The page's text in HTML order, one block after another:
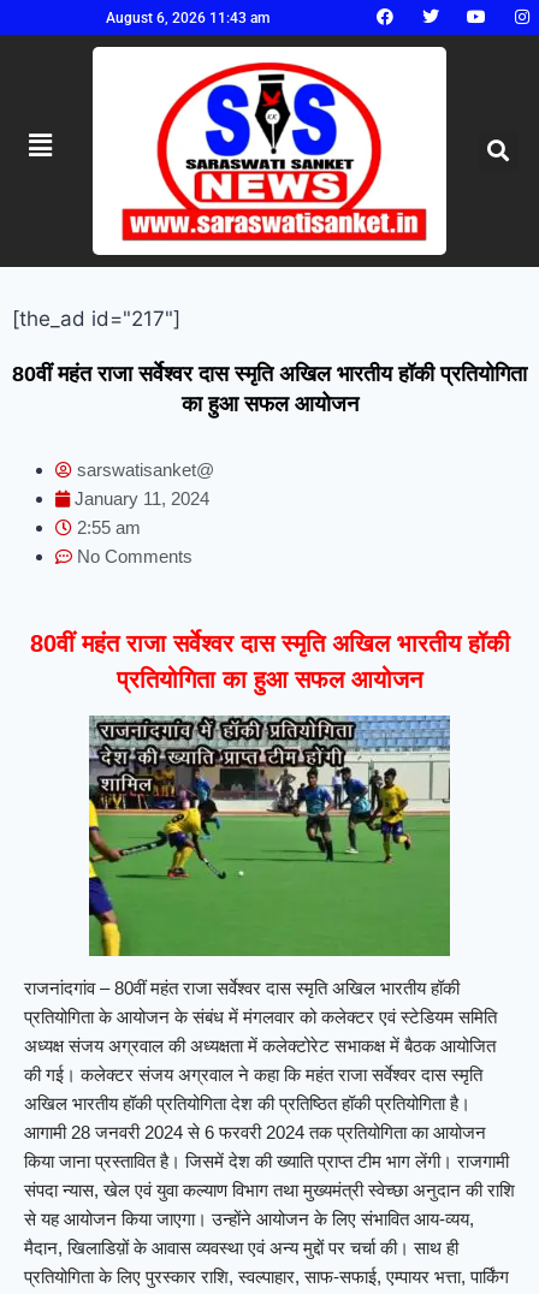
August 6, 2026 11:43 am
[the_ad id="217"]
80वीं महंत राजा सर्वेश्वर दास स्मृति अखिल भारतीय हॉकी प्रतियोगिता
का हुआ सफल आयोजन
sarswatisanket@
January 11, 2024
2:55 am
No Comments
80वीं महंत राजा सर्वेश्वर दास स्मृति अखिल भारतीय हॉकी
प्रतियोगिता का हुआ सफल आयोजन
राजनांदगांव – 80वीं महंत राजा सर्वेश्वर दास स्मृति अखिल भारतीय हॉकी
प्रतियोगिता के आयोजन के संबंध में मंगलवार को कलेक्टर एवं स्टेडियम समिति
अध्यक्ष संजय अग्रवाल की अध्यक्षता में कलेक्टोरेट सभाकक्ष में बैठक आयोजित
की गई। कलेक्टर संजय अग्रवाल ने कहा कि महंत राजा सर्वेश्वर दास स्मृति
अखिल भारतीय हॉकी प्रतियोगिता देश की प्रतिष्ठित हॉकी प्रतियोगिता है।
आगामी 28 जनवरी 2024 से 6 फरवरी 2024 तक प्रतियोगिता का आयोजन
किया जाना प्रस्तावित है। जिसमें देश की ख्याति प्राप्त टीम भाग लेंगी। राजगामी
संपदा न्यास, खेल एवं युवा कल्याण विभाग तथा मुख्यमंत्री स्वेच्छा अनुदान की राशि
से यह आयोजन किया जाएगा। उन्होंने आयोजन के लिए संभावित आय-व्यय,
मैदान, खिलाडिय़ों के आवास व्यवस्था एवं अन्य मुद्दों पर चर्चा की। साथ ही
प्रतियोगिता के लिए पुरस्कार राशि, स्वल्पाहार, साफ-सफाई, एम्पायर भत्ता, पार्किंग